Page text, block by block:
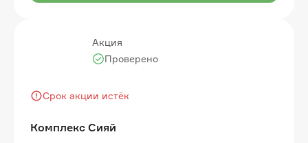
Акция
Комплекс Сияй
Срок акции истёк
Проверено